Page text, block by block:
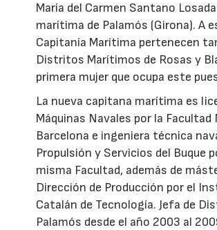
María del Carmen Santano
marítima de Palamós (Girona). A
Capitanía Marítima pertenecen
Distritos Marítimos de Rosas y
primera mujer que ocupa este
La nueva capitana marítima es
Máquinas Navales por la Facultad
Barcelona e ingeniera técnica
Propulsión y Servicios del Buque
misma Facultad, además de
Dirección de Producción por el
Catalán de Tecnología. Jefa de
Palamós desde el año 2003 al